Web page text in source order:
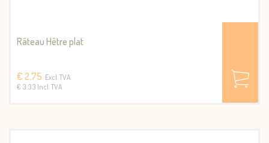
Râteau Hêtre plat
€ 2,75 Excl. TVA
€ 3.33 Incl. TVA